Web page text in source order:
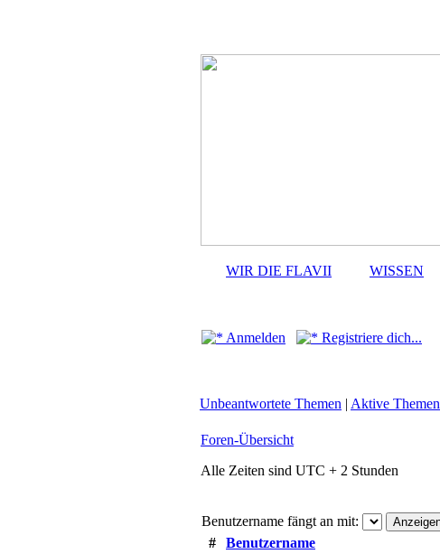
WIR DIE FLAVII WISSEN
Anmelden Registriere dich...
Unbeantwortete Themen | Aktive Themen
Foren-Übersicht
Alle Zeiten sind UTC + 2 Stunden
Benutzername fängt an mit:
#
Benutzername